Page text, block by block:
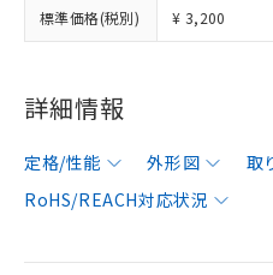
標準価格(税別) ¥ 3,200
詳細情報
定格/性能 外形図 取
RoHS/REACH対応状況